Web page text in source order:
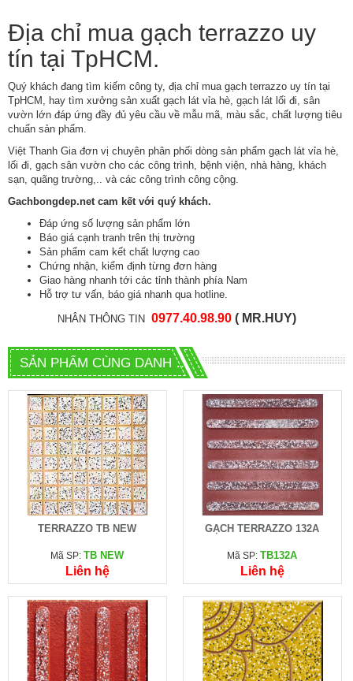
Địa chỉ mua gạch terrazzo uy
tín tại TpHCM.
Quý khách đang tìm kiếm công ty, địa chỉ mua gạch terrazzo uy tín tại
TpHCM, hay tìm xưởng sản xuất gạch lát vỉa hè, gạch lát lối đi, sân
vườn lớn đáp ứng đầy đủ yêu cầu về mẫu mã, màu sắc, chất lượng tiêu
chuẩn sản phẩm.
Việt Thanh Gia đơn vị chuyên phân phối dòng sản phẩm gạch lát vỉa hè,
lối đi, gạch sân vườn cho các công trình, bệnh viện, nhà hàng, khách
sạn, quãng trường,.. và các công trình công cộng.
Gachbongdep.netcam kết với quý khách.
Đáp ứng số lượng sản phẩm lớn
Báo giá cạnh tranh trên thị trường
Sản phẩm cam kết chất lượng cao
Chứng nhận, kiểm định từng đơn hàng
Giao hàng nhanh tới các tỉnh thành phía Nam
Hỗ trợ tư vấn, báo giá nhanh qua hotline.
NHÂN THÔNG TIN 0977.40.98.90( MR.HUY)
SẢN PHẨM CÙNG DANH MỤC
TERRAZZO TB NEW
Mã SP:TB NEW
Liên hệ
GẠCH TERRAZZO 132A
Mã SP:TB132A
Liên hệ